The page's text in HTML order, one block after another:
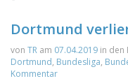
Dortmund
von TR am 07.04.2019 in den
Dortmund, Bundesliga,
Kommentar